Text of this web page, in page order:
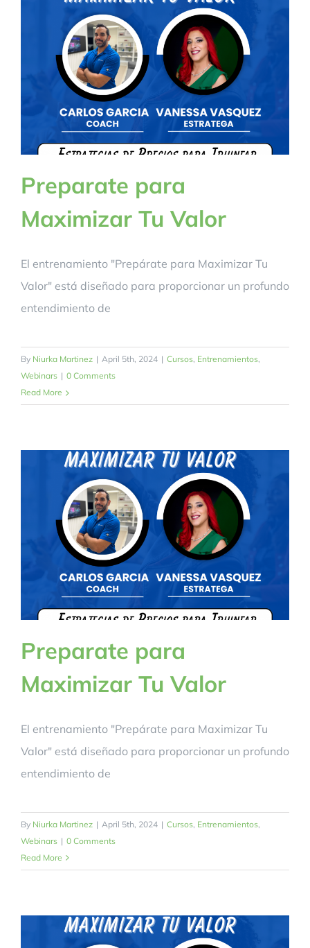
CONTACTANOS
Preparate para
Maximizar Tu Valor
El entrenamiento "Prepárate para Maximizar Tu
Valor" está diseñado para proporcionar un profundo
entendimiento de
By Niurka Martinez | April 5th, 2024 | Cursos, Entrenamientos,
Webinars | 0 Comments
Read More
Preparate para
Maximizar Tu Valor
El entrenamiento "Prepárate para Maximizar Tu
Valor" está diseñado para proporcionar un profundo
entendimiento de
By Niurka Martinez | April 5th, 2024 | Cursos, Entrenamientos,
Webinars | 0 Comments
Read More